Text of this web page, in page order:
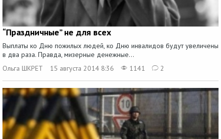
“Праздничные” не для всех
Выплаты ко Дню пожилых людей, ко Дню инвалидов будут увеличены
в два раза. Правда, мизерные денежные...
Ольга ШКРЕТ
15 августа 2014 8:36 1141 2